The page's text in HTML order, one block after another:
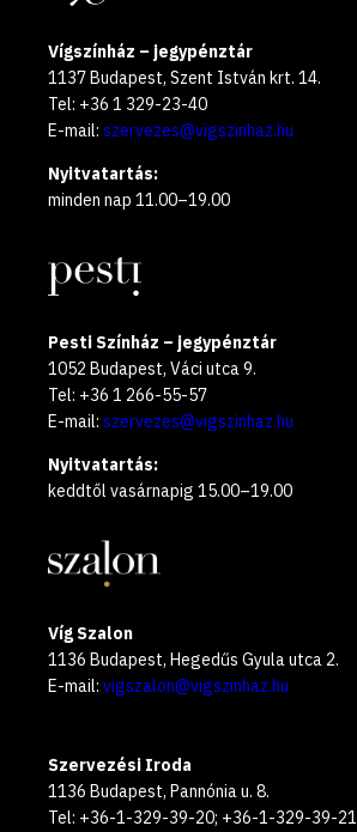
Vígszínház – jegypénztár
1137 Budapest, Szent István krt. 14.
Tel: +36 1 329-23-40
E-mail: szervezes@vigszinhaz.hu
Nyitvatartás:
minden nap 11.00–19.00
Pesti Színház – jegypénztár
1052 Budapest, Váci utca 9.
Tel: +36 1 266-55-57
E-mail: szervezes@vigszinhaz.hu
Nyitvatartás:
keddtől vasárnapig 15.00–19.00
Víg Szalon
1136 Budapest, Hegedűs Gyula utca 2.
E-mail: vigszalon@vigszinhaz.hu
Szervezési Iroda
1136 Budapest, Pannónia u. 8.
Tel: +36-1-329-39-20; +36-1-329-39-21